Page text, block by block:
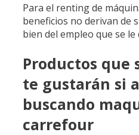
Para el renting de
beneficios no derivan de
bien del empleo que se le
Productos que
te gustarán si
buscando
carrefour